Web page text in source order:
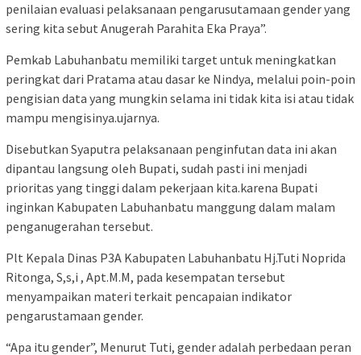
penilaian evaluasi pelaksanaan pengarusutamaan gender yang
sering kita sebut Anugerah Parahita Eka Praya”.
Pemkab Labuhanbatu memiliki target untuk meningkatkan
peringkat dari Pratama atau dasar ke Nindya, melalui poin-poin
pengisian data yang mungkin selama ini tidak kita isi atau tidak
mampu mengisinya.ujarnya.
Disebutkan Syaputra pelaksanaan penginfutan data ini akan
dipantau langsung oleh Bupati, sudah pasti ini menjadi
prioritas yang tinggi dalam pekerjaan kita.karena Bupati
inginkan Kabupaten Labuhanbatu manggung dalam malam
penganugerahan tersebut.
Plt Kepala Dinas P3A Kabupaten Labuhanbatu Hj.Tuti Noprida
Ritonga, S,s,i , Apt.M.M, pada kesempatan tersebut
menyampaikan materi terkait pencapaian indikator
pengarustamaan gender.
“Apa itu gender”, Menurut Tuti, gender adalah perbedaan peran